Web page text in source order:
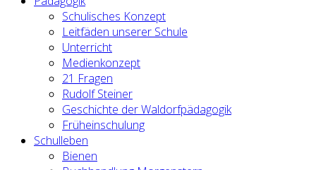
Schulisches Konzept
Leitfäden unserer Schule
Unterricht
Medienkonzept
21 Fragen
Rudolf Steiner
Geschichte der Waldorfpädagogik
Früheinschulung
Schulleben
Bienen